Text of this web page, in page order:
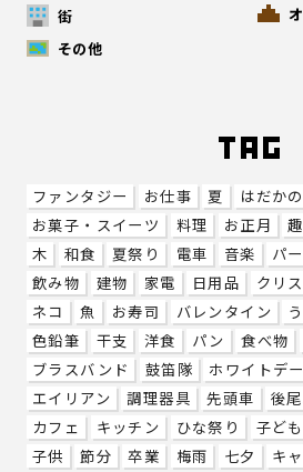
街
その他
ファンタジー お仕事 夏
はだか
お菓子・スイーツ
料理 お正月
木
和食 夏祭り 電車 音楽 パ
飲み物
建物 家電 日用品 クリ
ネコ
魚 お寿司 バレンタイン
色鉛筆
干支 洋食 パン 食べ物
ブラスバンド
鼓笛隊 ホワイトデー
エイリアン
調理器具 先頭車 後
カフェ
キッチン ひな祭り 子ど
子供
節分 卒業 梅雨 七夕 キ